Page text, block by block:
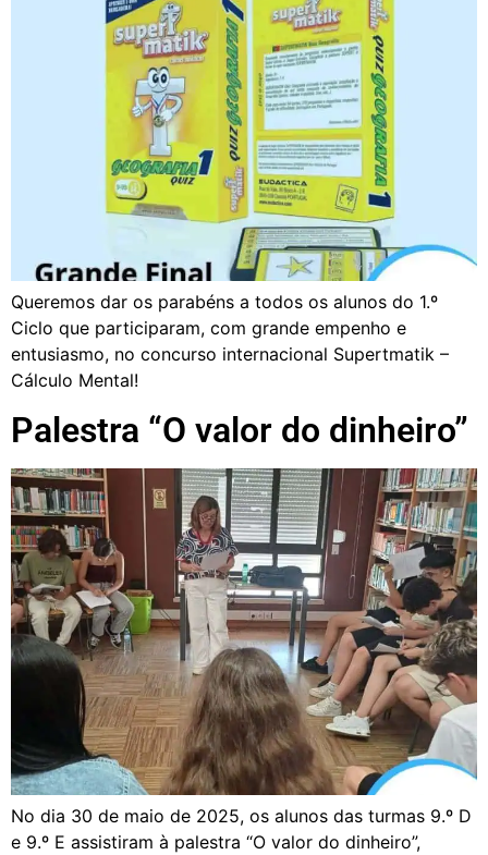
Queremos dar os parabéns a todos os alunos do 1.º
Ciclo que participaram, com grande empenho e
entusiasmo, no concurso internacional Supertmatik –
Cálculo Mental!
Palestra “O valor do dinheiro”
No dia 30 de maio de 2025, os alunos das turmas 9.º D
e 9.º E assistiram à palestra “O valor do dinheiro”,